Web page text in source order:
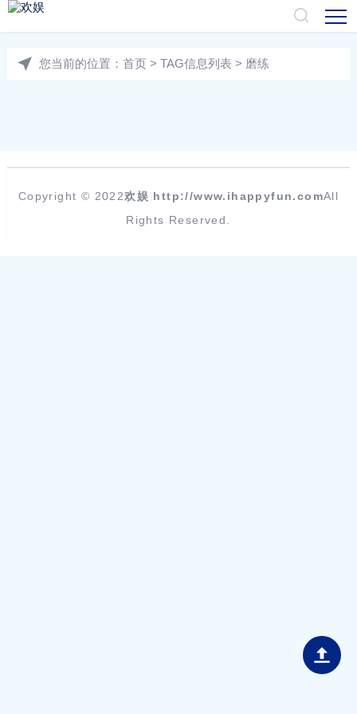
您当前的位置： 首页 > TAG信息列表 > 磨练
Copyright © 2022欢娱 http://www.ihappyfun.comAll
Rights Reserved.